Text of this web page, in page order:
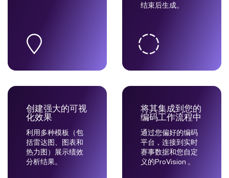
结束后生成。
创建强大的可视
化效果
利用多种模板（包
括雷达图、图表和
热力图）展示绩效
分析结果。
将其集成到您的
编码工作流程中
通过您偏好的编码
平台，连接到实时
赛事数据和您自定
义的ProVision 。